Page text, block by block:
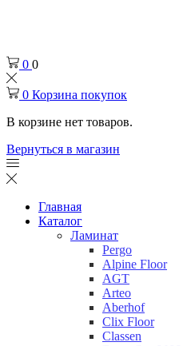
0 0
0 Корзина покупок
В корзине нет товаров.
Вернуться в магазин
Главная
Каталог
Ламинат
Pergo
Alpine Floor
AGT
Arteo
Aberhof
Clix Floor
Classen